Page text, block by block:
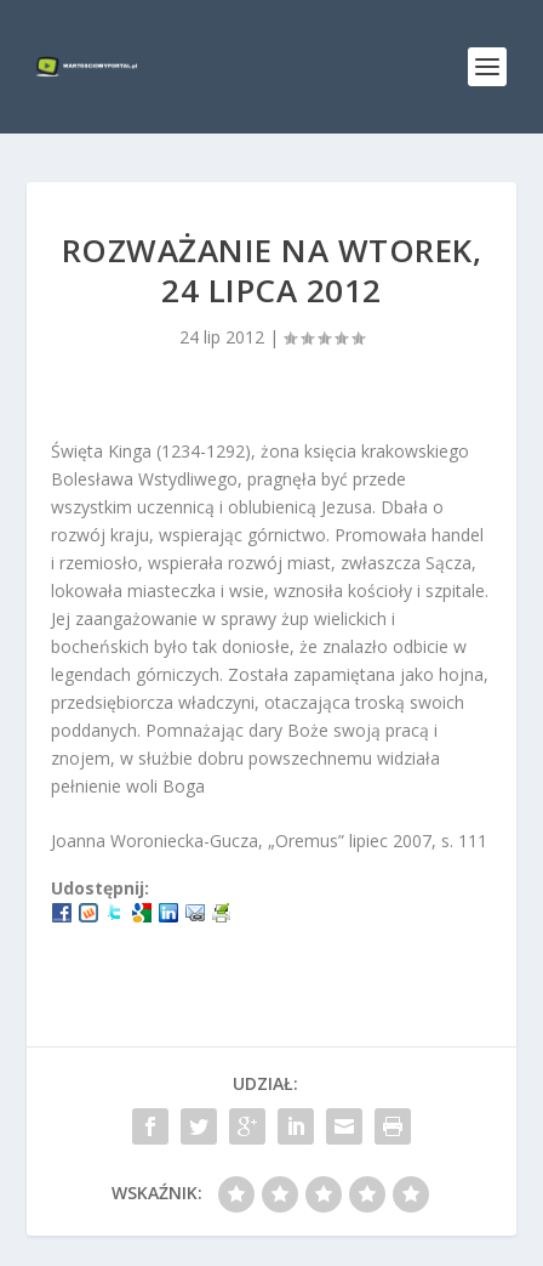
ROZWAŻANIE NA WTOREK,
24 LIPCA 2012
24 lip 2012 |
Święta Kinga (1234-1292), żona księcia krakowskiego
Bolesława Wstydliwego, pragnęła być przede
wszystkim uczennicą i oblubienicą Jezusa. Dbała o
rozwój kraju, wspierając górnictwo. Promowała handel
i rzemiosło, wspierała rozwój miast, zwłaszcza Sącza,
lokowała miasteczka i wsie, wznosiła kościoły i szpitale.
Jej zaangażowanie w sprawy żup wielickich i
bocheńskich było tak doniosłe, że znalazło odbicie w
legendach górniczych. Została zapamiętana jako hojna,
przedsiębiorcza władczyni, otaczająca troską swoich
poddanych. Pomnażając dary Boże swoją pracą i
znojem, w służbie dobru powszechnemu widziała
pełnienie woli Boga
Joanna Woroniecka-Gucza, „Oremus” lipiec 2007, s. 111
Udostępnij:
UDZIAŁ:
WSKAŹNIK: